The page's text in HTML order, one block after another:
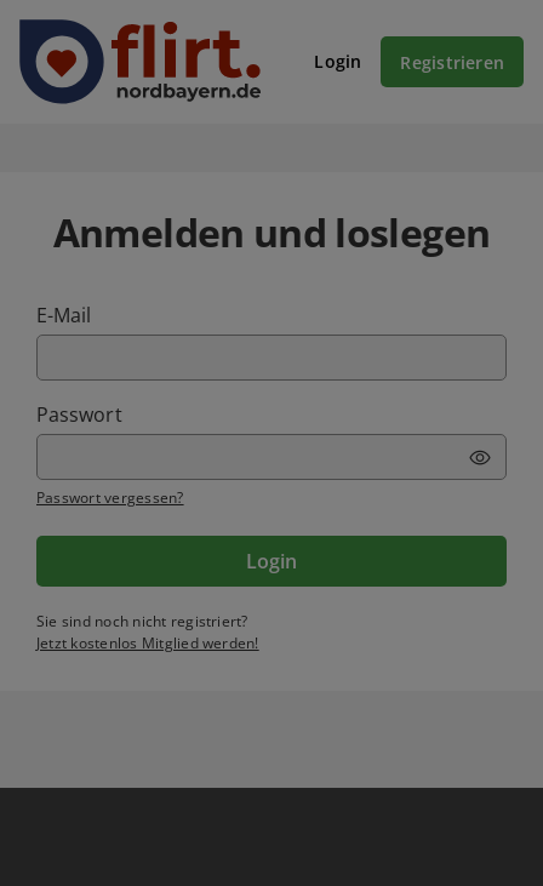
Login Registrieren
Anmelden und loslegen
E-Mail
Passwort
Passwort vergessen?
Login
Sie sind noch nicht registriert?
Jetzt kostenlos Mitglied werden!